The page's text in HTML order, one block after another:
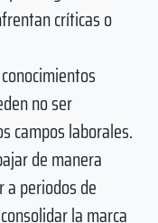
críticas o
no ser
campos laborales.
de manera
a periodos de
la marca